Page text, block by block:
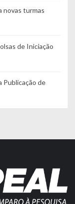
novas turmas
de Iniciação
Publicação de